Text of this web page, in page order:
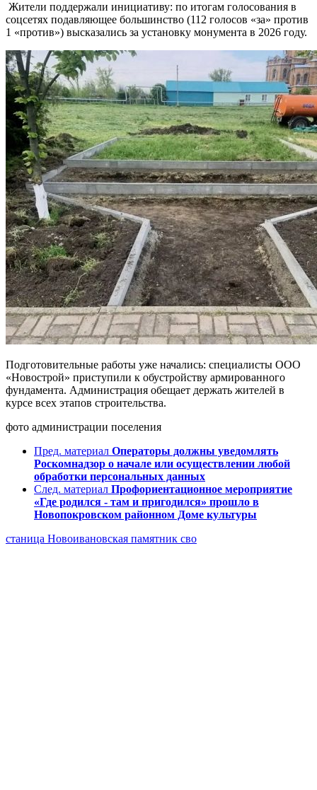
Жители поддержали инициативу: по итогам голосования в
соцсетях подавляющее большинство (112 голосов «за» против
1 «против») высказались за установку монумента в 2026 году.
Подготовительные работы уже начались: специалисты ООО
«Новострой» приступили к обустройству армированного
фундамента. Администрация обещает держать жителей в
курсе всех этапов строительства.
фото администрации поселения
Пред. материал Операторы должны уведомлять
Роскомнадзор о начале или осуществлении любой
обработки персональных данных
След. материал Профориентационное мероприятие
«Где родился - там и пригодился» прошло в
Новопокровском районном Доме культуры
станица Новоивановская памятник сво